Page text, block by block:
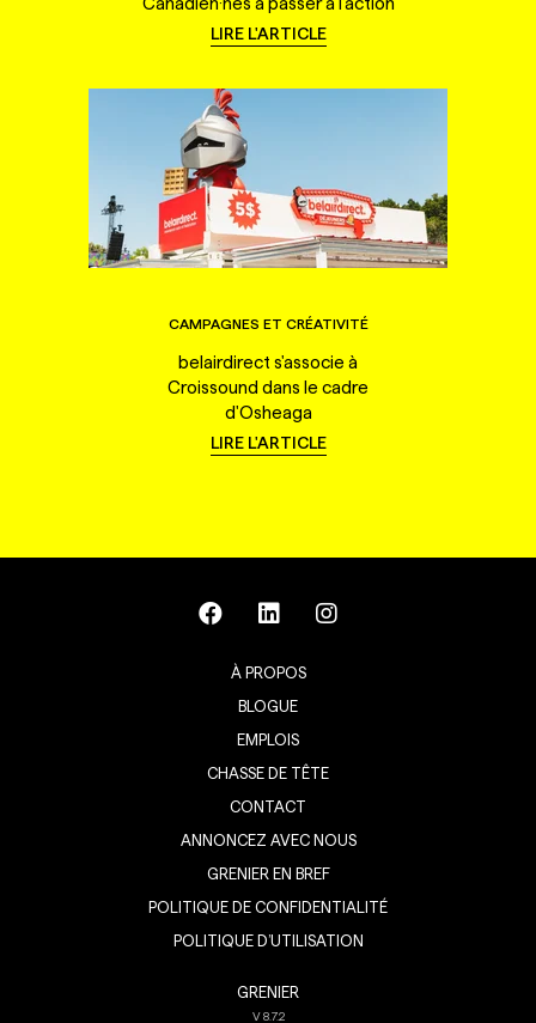
LIRE L'ARTICLE
CAMPAGNES ET CRÉATIVITÉ
belairdirect s'associe à
Croissound dans le cadre
d'Osheaga
LIRE L'ARTICLE
À PROPOS
BLOGUE
EMPLOIS
CHASSE DE TÊTE
CONTACT
ANNONCEZ AVEC NOUS
GRENIER EN BREF
POLITIQUE DE CONFIDENTIALITÉ
POLITIQUE D’UTILISATION
GRENIER
V8.7.2